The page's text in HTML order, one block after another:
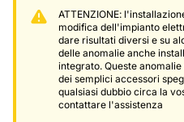
ATTENZIONE:
modifica dell'impianto
dare risultati diversi e su
delle anomalie anche
integrato. Queste
dei semplici accessori
qualsiasi dubbio circa la
contattare l'assistenza